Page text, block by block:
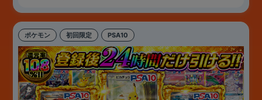
ポケモン 初回限定 PSA10